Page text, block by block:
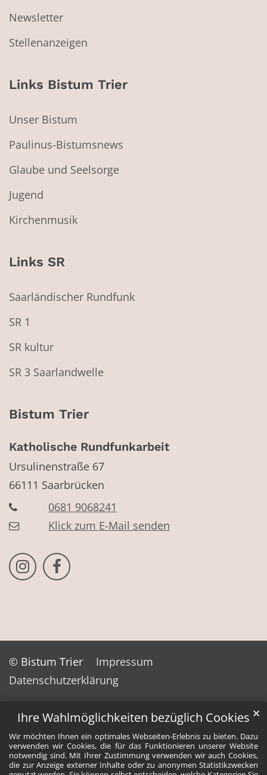
Ihre Wahlmöglichkeiten bezüglich Cookies
Wir möchten Ihnen ein optimales Webseiten-Erlebnis zu bieten. Dazu
verwenden wir Cookies, die für das Funktionieren unserer Website
notwendig sind. Mit Ihrer Zustimmung verwenden wir auch Cookies,
die zur Anzeige externer Inhalte oder zu anonymen Statistikzwecken
✕
Newsletter
Stellenanzeigen
Links Bistum Trier
Unser Bistum
Paulinus-Bistumsnews
Glaube und Seelsorge
Jugend
Kirchenmusik
Links SR
Saarländischer Rundfunk
SR 1
SR kultur
SR 3 Saarlandwelle
Bistum Trier
Katholische Rundfunkarbeit
Ursulinenstraße 67
66111 Saarbrücken
0681 9068241
Klick zum E-Mail senden
Bistum Trier auf Instragram
Bistum Trier auf Facebook
© Bistum Trier
Impressum
Datenschutzerklärung